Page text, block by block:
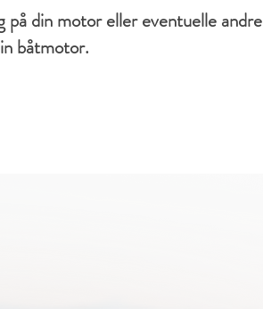
din motor eller eventuelle andre
båtmotor.